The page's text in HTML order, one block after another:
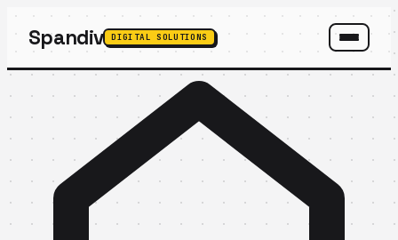
Spandiv DIGITAL SOLUTIONS
SPANDIV ASSISTANT